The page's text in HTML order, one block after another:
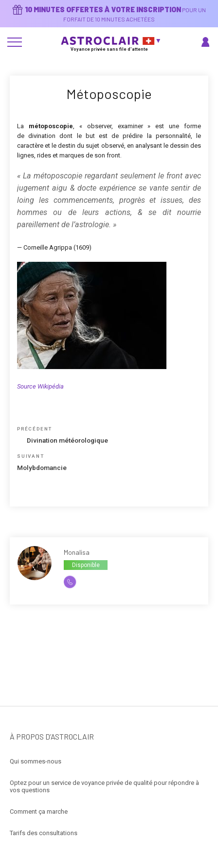
10 MINUTES OFFERTES À VOTRE INSCRIPTION POUR UN
FORFAIT DE 10 MINUTES ACHETÉES
Voyance privée sans file d'attente
Métoposcopie
La métoposcopie , « observer, examiner » est une forme
de divination dont le but est de prédire la personnalité, le
caractère et le destin du sujet observé, en analysant le dessin des
lignes, rides et marques de son front.
« La métoposcopie regardant seulement le front avec
jugement aigu & docte expérience se vante sentir de
loing les commencements, progrès et issues, des
hommes ou de leurs actions, & se dit nourrie
pareillement de l’astrologie. »
— Corneille Agrippa (1609)
Source Wikipédia
Navigation
Article
PRÉCÉDENT
Divination météorologique
Article
suivant
SUIVANT
Molybdomancie
Monalisa
Disponible
À PROPOS D’ASTROCLAIR
Qui sommes-nous
Optez pour un service de voyance privée de qualité pour répondre à
vos questions
Comment ça marche
Tarifs des consultations